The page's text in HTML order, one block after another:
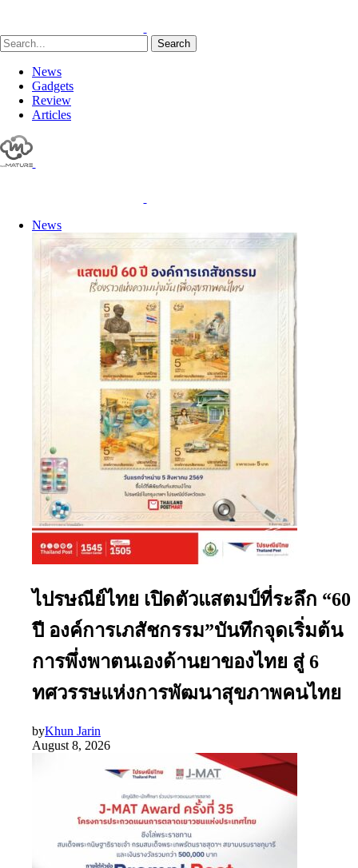
Search
News
Gadgets
Review
Articles
News
ไปรษณีย์ไทย เปิดตัวแสตมป์ที่ระลึก “60
ปี องค์การเภสัชกรรม”บันทึกจุดเริ่มต้น
การพึ่งพาตนเองด้านยาของไทย สู่ 6
ทศวรรษแห่งการพัฒนาสุขภาพคนไทย
byKhun Jarin
August 8, 2026